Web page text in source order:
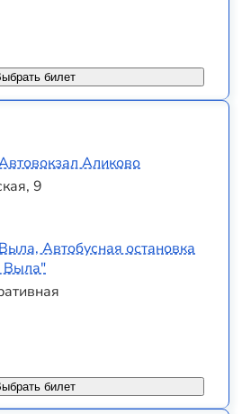
билет
Аликово
9
Автобусная остановка
Выла"
билет